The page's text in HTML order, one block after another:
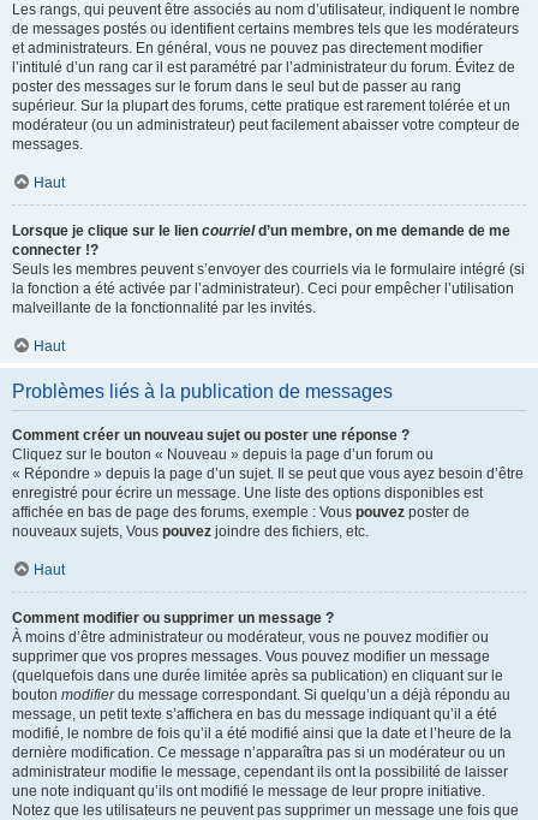
Les rangs, qui peuvent être associés au nom d’utilisateur, indiquent le nombre
de messages postés ou identifient certains membres tels que les modérateurs
et administrateurs. En général, vous ne pouvez pas directement modifier
l’intitulé d’un rang car il est paramétré par l’administrateur du forum. Évitez de
poster des messages sur le forum dans le seul but de passer au rang
supérieur. Sur la plupart des forums, cette pratique est rarement tolérée et un
modérateur (ou un administrateur) peut facilement abaisser votre compteur de
messages.
Haut
Lorsque je clique sur le lien courrield’un membre, on me demande de me
connecter !?
Seuls les membres peuvent s’envoyer des courriels via le formulaire intégré (si
la fonction a été activée par l’administrateur). Ceci pour empêcher l’utilisation
malveillante de la fonctionnalité par les invités.
Haut
Problèmes liés à la publication de messages
Comment créer un nouveau sujet ou poster une réponse ?
Cliquez sur le bouton « Nouveau » depuis la page d’un forum ou
« Répondre » depuis la page d’un sujet. Il se peut que vous ayez besoin d’être
enregistré pour écrire un message. Une liste des options disponibles est
affichée en bas de page des forums, exemple : Vous pouvez poster de
nouveaux sujets, Vous pouvez joindre des fichiers, etc.
Haut
Comment modifier ou supprimer un message ?
À moins d’être administrateur ou modérateur, vous ne pouvez modifier ou
supprimer que vos propres messages. Vous pouvez modifier un message
(quelquefois dans une durée limitée après sa publication) en cliquant sur le
bouton modifierdu message correspondant. Si quelqu’un a déjà répondu au
message, un petit texte s’affichera en bas du message indiquant qu’il a été
modifié, le nombre de fois qu’il a été modifié ainsi que la date et l’heure de la
dernière modification. Ce message n’apparaîtra pas si un modérateur ou un
administrateur modifie le message, cependant ils ont la possibilité de laisser
une note indiquant qu’ils ont modifié le message de leur propre initiative.
Notez que les utilisateurs ne peuvent pas supprimer un message une fois que